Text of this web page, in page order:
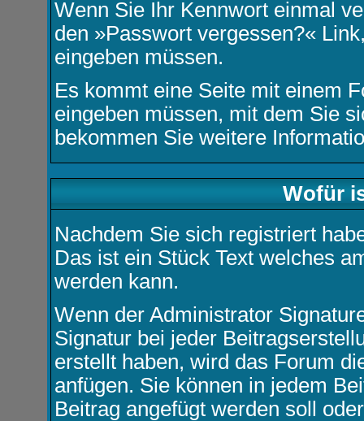
Wenn Sie Ihr Kennwort einmal
den »Passwort vergessen?«
eingeben müssen.
Es kommt eine Seite mit einem
eingeben müssen, mit dem Sie
bekommen Sie weitere
Wofür
Nachdem Sie sich registriert
Das ist ein Stück Text welches
werden kann.
Wenn der Administrator
Signatur bei jeder
erstellt haben, wird das Forum
anfügen. Sie können in jedem
Beitrag angefügt werden soll